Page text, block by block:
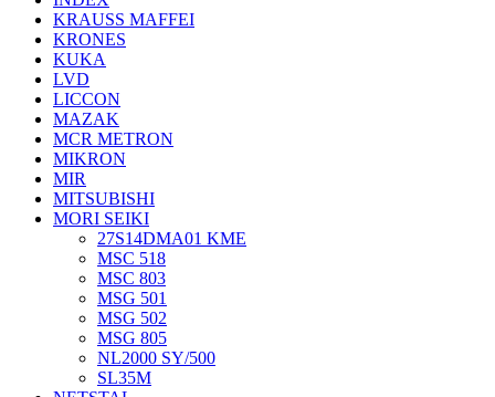
KRAUSS MAFFEI
KRONES
KUKA
LVD
LICCON
MAZAK
MCR METRON
MIKRON
MIR
MITSUBISHI
MORI SEIKI
27S14DMA01 KME
MSC 518
MSC 803
MSG 501
MSG 502
MSG 805
NL2000 SY/500
SL35M